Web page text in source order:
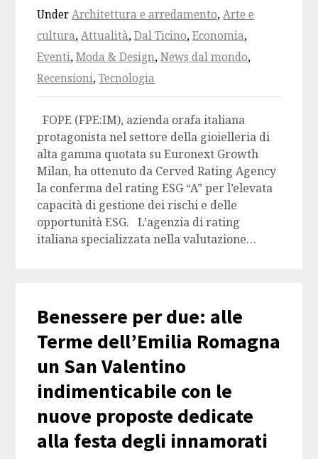
UnderArchitettura e arredamento,Arte e
cultura,Attualità,Dal Ticino,Economia,
Eventi,Moda & Design,News dal mondo,
Recensioni,Tecnologia
FOPE (FPE:IM), azienda orafa italiana
protagonista nel settore della gioielleria di
alta gamma quotata su Euronext Growth
Milan, ha ottenuto da Cerved Rating Agency
la conferma del rating ESG “A” per l’elevata
capacità di gestione dei rischi e delle
opportunità ESG. L’agenzia di rating
italiana specializzata nella valutazione…
Benessere per due: alle
Terme dell’Emilia Romagna
un San Valentino
indimenticabile con le
nuove proposte dedicate
alla festa degli innamorati